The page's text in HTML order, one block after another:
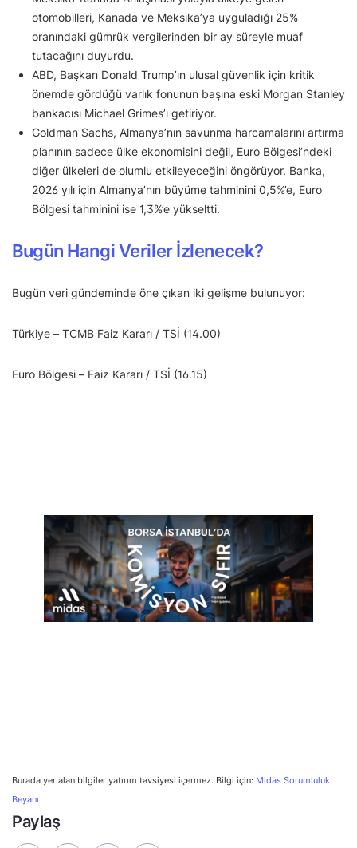
otomobilleri, Kanada ve Meksika’ya uyguladığı 25%
oranındaki gümrük vergilerinden bir ay süreyle muaf
tutacağını duyurdu.
ABD, Başkan Donald Trump’ın ulusal güvenlik için kritik
önemde gördüğü varlık fonunun başına eski Morgan Stanley
bankacısı Michael Grimes’ı getiriyor.
Goldman Sachs, Almanya’nın savunma harcamalarını artırma
planının sadece ülke ekonomisini değil, Euro Bölgesi’ndeki
diğer ülkeleri de olumlu etkileyeceğini öngörüyor. Banka,
2026 yılı için Almanya’nın büyüme tahminini 0,5%’e, Euro
Bölgesi tahminini ise 1,3%’e yükseltti.
Bugün Hangi Veriler İzlenecek?
Bugün veri gündeminde öne çıkan iki gelişme bulunuyor:
Türkiye – TCMB Faiz Kararı / TSİ (14.00)
Euro Bölgesi – Faiz Kararı / TSİ (16.15)
Burada yer alan bilgiler yatırım tavsiyesi içermez. Bilgi için: Midas Sorumluluk
Beyanı
Paylaş